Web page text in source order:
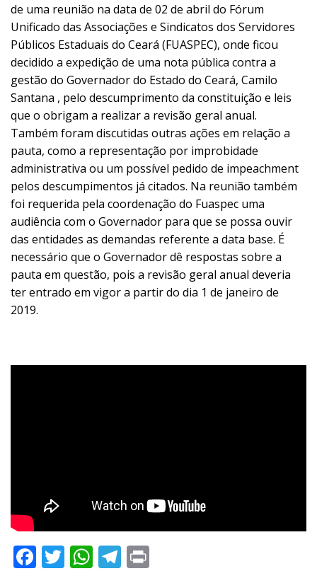
de uma reunião na data de 02 de abril do Fórum
Unificado das Associações e Sindicatos dos Servidores
Públicos Estaduais do Ceará (FUASPEC), onde ficou
decidido a expedição de uma nota pública contra a
gestão do Governador do Estado do Ceará, Camilo
Santana , pelo descumprimento da constituição e leis
que o obrigam a realizar a revisão geral anual.
Também foram discutidas outras ações em relação a
pauta, como a representação por improbidade
administrativa ou um possível pedido de impeachment
pelos descumpimentos já citados. Na reunião também
foi requerida pela coordenação do Fuaspec uma
audiência com o Governador para que se possa ouvir
das entidades as demandas referente a data base. É
necessário que o Governador dê respostas sobre a
pauta em questão, pois a revisão geral anual deveria
ter entrado em vigor a partir do dia 1 de janeiro de
2019.
Facebook
Twitter
WhatsApp
Telegram